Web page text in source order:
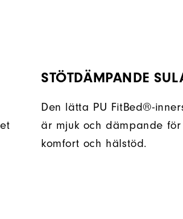
STÖTDÄMPANDE
Den lätta PU FitBed®-
är mjuk och dämpande för
komfort och hälstöd.